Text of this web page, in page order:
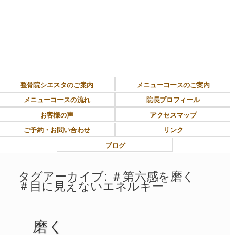
整骨院シエスタのご案内
メニューコースのご案内
メニューコースの流れ
院長プロフィール
お客様の声
アクセスマップ
ご予約・お問い合わせ
リンク
ブログ
タグアーカイブ: ＃第六感を磨く
＃目に見えないエネルギー
磨く